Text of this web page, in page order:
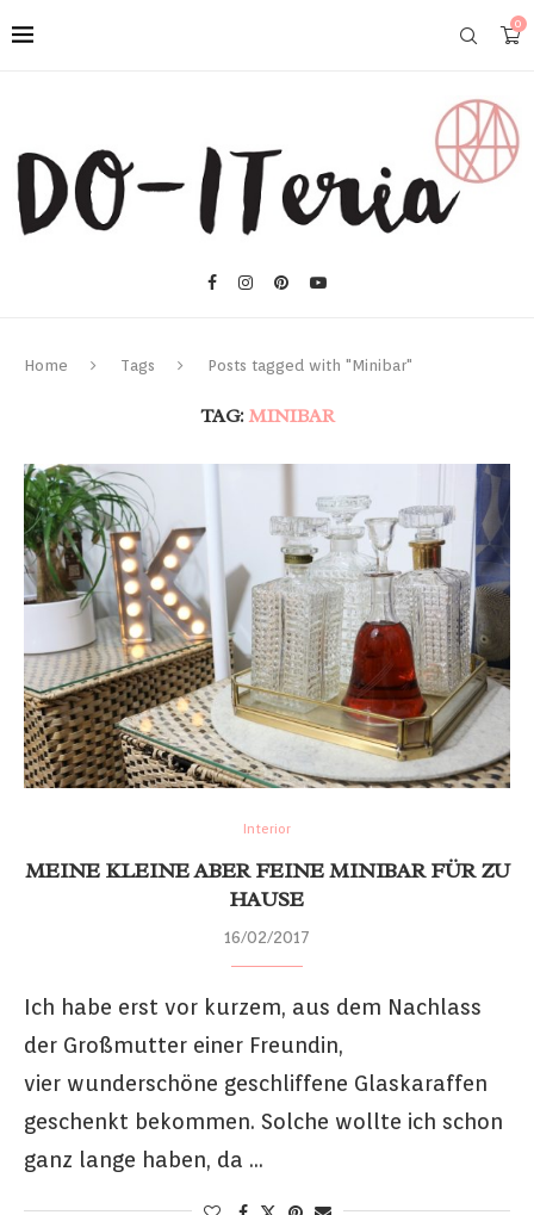
0
Home Tags Posts tagged with "Minibar"
TAG: MINIBAR
Interior
MEINE KLEINE ABER FEINE MINIBAR FÜR ZU
HAUSE
16/02/2017
Ich habe erst vor kurzem, aus dem Nachlass
der Großmutter einer Freundin,
vier wunderschöne geschliffene Glaskaraffen
geschenkt bekommen. Solche wollte ich schon
ganz lange haben, da …